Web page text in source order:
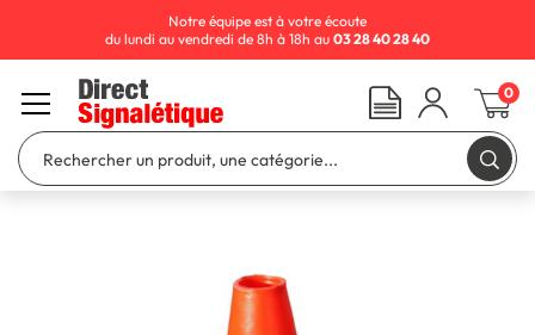
Notre équipe est à votre écoute
du lundi au vendredi de 8h à 18h au 03 28 40 28 40
0